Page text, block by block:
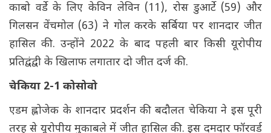
काबो वर्डे के लिए केविन लेविन (11), रोस डुआर्टे (59) और
गिलसन वेंचमोल (63) ने गोल करके सर्बिया पर शानदार जीत
हासिल की. उन्होंने 2022 के बाद पहली बार किसी यूरोपीय
प्रतिद्वंद्वी के खिलाफ लगातार दो जीत दर्ज की.
चेकिया 2-1 कोसोवो
एडम ह्लोजेक के शानदार प्रदर्शन की बदौलत चेकिया ने इस पूरी
तरह से यूरोपीय मुकाबले में जीत हासिल की. ​​इस दमदार फॉरवर्ड